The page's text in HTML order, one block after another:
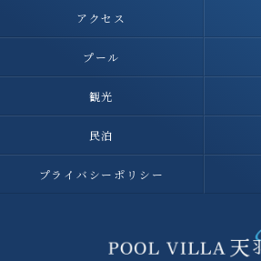
アクセス
プール
観光
民泊
プライバシーポリシー